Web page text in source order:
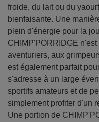
froide, du lait ou du
bienfaisante. Une
plein d'énergie pour la
CHIMP'PORRIDGE
aventuriers, aux
est également parfait
s'adresse à un large
sportifs amateurs et de
simplement profiter d'un
Une portion de